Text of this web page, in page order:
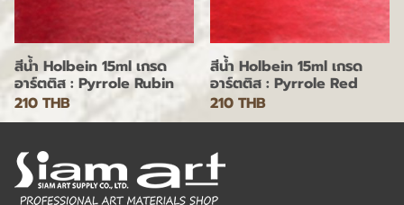
สีน้ำ Holbein 15ml เกรด
อาร์ตติส : Pyrrole Rubin
210 THB
สีน้ำ Holbein 15ml เกรด
อาร์ตติส : Pyrrole Red
210 THB